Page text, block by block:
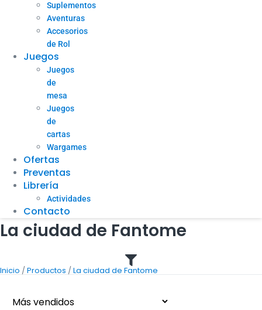
Suplementos
Aventuras
Accesorios
de Rol
Juegos
Juegos
de
mesa
Juegos
de
cartas
Wargames
Ofertas
Preventas
Librería
Actividades
Contacto
La ciudad de Fantome
Inicio /Productos /La ciudad de Fantome